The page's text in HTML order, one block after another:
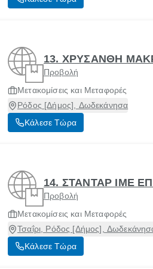
13. ΧΡΥΣΑΝΘΗ
Προβολή
Μετακομίσεις και Μεταφορές
Ρόδος [Δήμος], Δωδεκάνησα
Κάλεσε Τώρα
14. ΣΤΑΝΤΑΡ ΙΜΕ
Προβολή
Μετακομίσεις και Μεταφορές
Τσαΐρι, Ρόδος [Δήμος],
Κάλεσε Τώρα